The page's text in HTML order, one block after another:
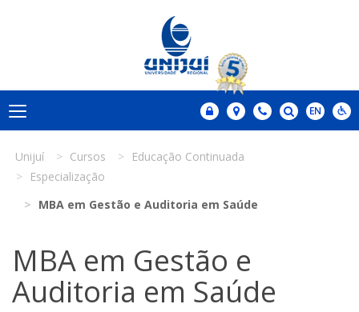
Unijuí Cursos
Educação Continuada
Especialização
MBA em Gestão e Auditoria em Saúde
MBA em Gestão e
Auditoria em Saúde